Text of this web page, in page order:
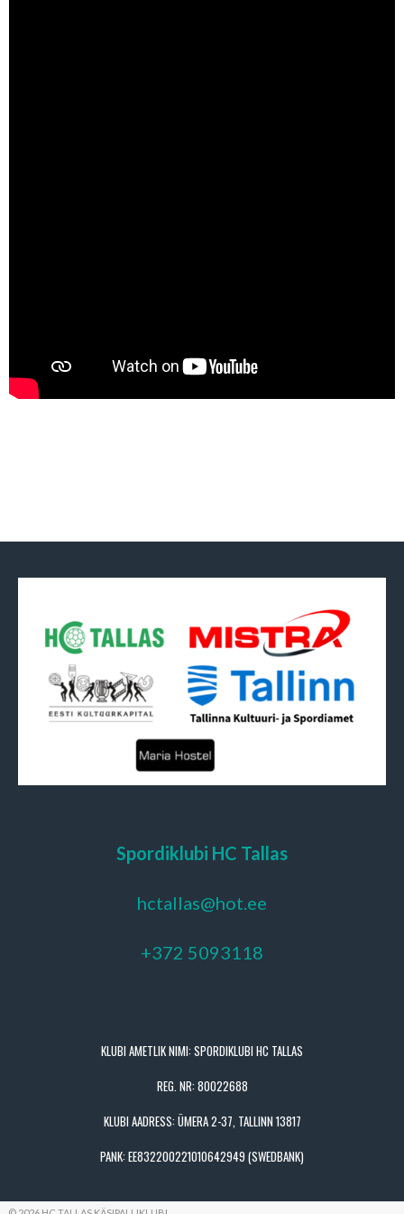
Spordiklubi HC Tallas
hctallas@hot.ee
+372 5093118
KLUBI AMETLIK NIMI: SPORDIKLUBI HC TALLAS
REG. NR: 80022688
KLUBI AADRESS: ÜMERA 2-37, TALLINN 13817
PANK: EE832200221010642949 (SWEDBANK)